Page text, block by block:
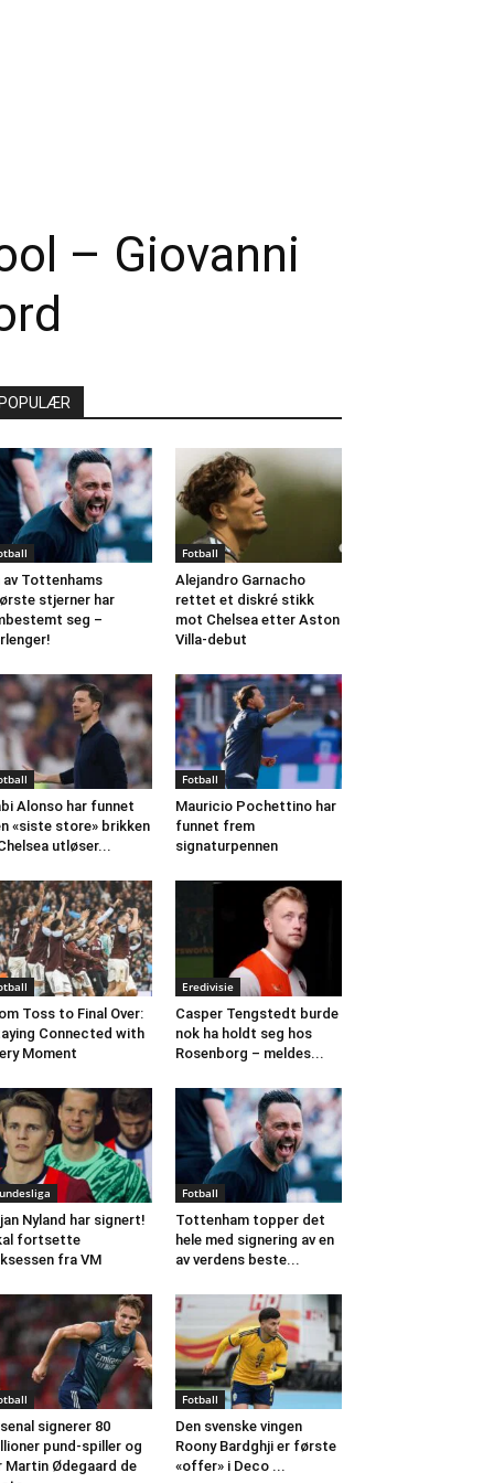
– Giovanni
POPULÆR
av Tottenhams
stjerner har
seg –
Fotball
Alejandro Garnacho
rettet et diskré stikk
mot Chelsea etter Aston
Villa-debut
Alonso har funnet
«siste store» brikken
utløser...
Fotball
Mauricio Pochettino har
funnet frem
signaturpennen
Toss to Final Over:
Connected with
Moment
Eredivisie
Casper Tengstedt burde
nok ha holdt seg hos
Rosenborg – meldes...
Nyland har signert!
fortsette
fra VM
Fotball
Tottenham topper det
hele med signering av en
av verdens beste...
signerer 80
pund-spiller og
Martin Ødegaard de
Fotball
Den svenske vingen
Roony Bardghji er første
«offer» i Deco ...